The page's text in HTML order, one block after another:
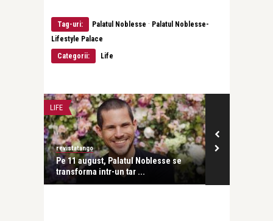
Tag-uri: Palatul Noblesse · Palatul Noblesse-
Lifestyle Palace
Categorii:
Life
LIFE
revistatango
Pe 11 august, Palatul Noblesse se
transforma intr-un tar ...